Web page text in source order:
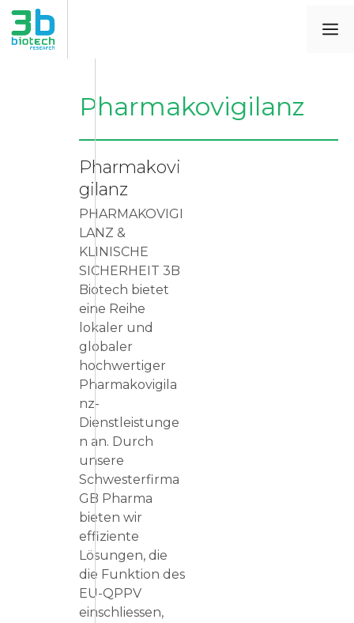
Pharmakovigilanz
Pharmakovi
gilanz
PHARMAKOVIGI
LANZ &
KLINISCHE
SICHERHEIT 3B
Biotech bietet
eine Reihe
lokaler und
globaler
hochwertiger
Pharmakovigila
nz-
Dienstleistunge
n an. Durch
unsere
Schwesterfirma
GB Pharma
bieten wir
effiziente
Lösungen, die
die Funktion des
EU-QPPV
einschliessen,